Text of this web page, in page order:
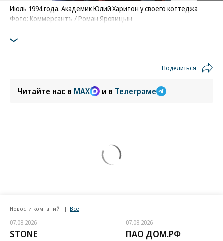
Июль 1994 года. Академик Юлий Харитон у своего коттеджа
Фото: Коммерсантъ / Роман Яровицын
Поделиться
Читайте нас в MAX и в Телеграме
Новости компаний Все
07.08.2026
STONE
07.08.2026
ПАО ДОМ.РФ